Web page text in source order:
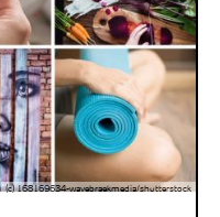
(c) 168169634-wavebraekmedia/shutterstock